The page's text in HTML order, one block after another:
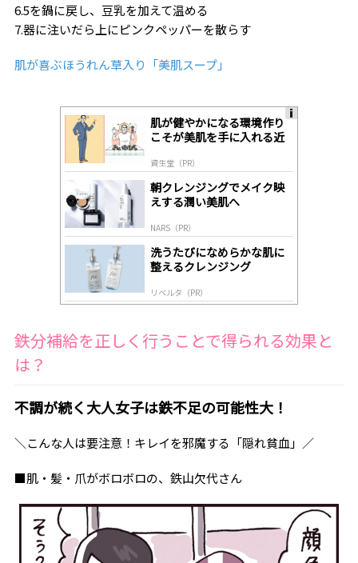
6.5を鍋に戻し、豆乳を加えて温める
7.器に注いだら上にピンクペッパーを散らす
肌が喜ぶほうれん草入り「美肌スープ」
肌が健やかになる環境作り
こそが美肌を手に入れる近
資生堂（PR）
朝クレンジングでメイク映
えする潤い美肌へ
NARS（PR）
洗うたびになめらかな肌に
整えるクレンジング
リベルタ（PR）
鉄分補給を正しく行うことで得られる効果と
は？
不調が続く大人女子は鉄不足の可能性大！
＼こんな人は要注意！キレイを邪魔する「隠れ貧血」／
■肌・髪・爪がボロボロの、鉄山欠代さん